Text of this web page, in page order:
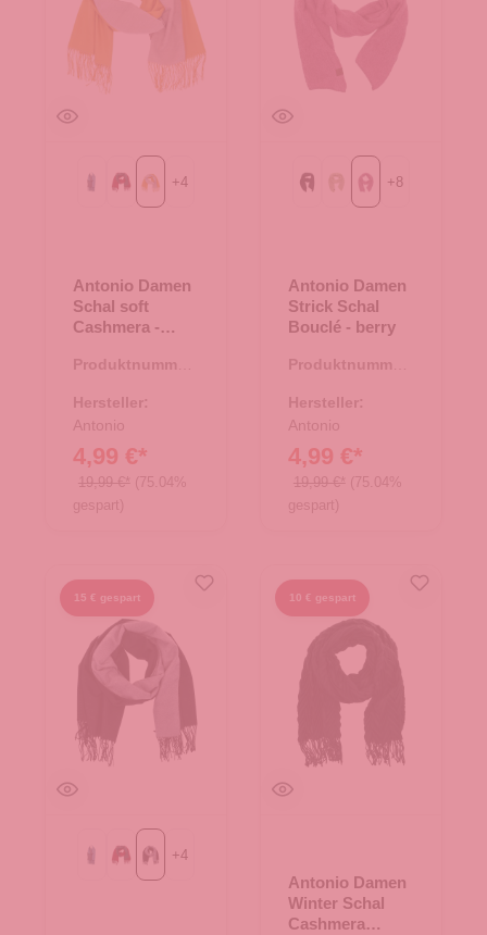
69-navybordeaux/grau
gelb/grau
+4
Antonio Damen
Schal soft
Cashmera -
Produktnummer:
Hersteller:
Antonio
4,99 €*
19,99 €* (75.04%
gespart)
Black Greenberry
+8
Antonio Damen
Strick Schal
Bouclé - berry
Produktnummer:
Hersteller:
Antonio
4,99 €*
19,99 €* (75.04%
gespart)
15 € gespart
69-navybordeaux/grau
schwarz/grau
+4
10 € gespart
Antonio Damen
Winter Schal
Cashmera